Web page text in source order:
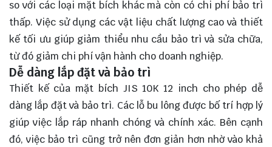
so với các loại mặt bích khác mà còn có chi phí bảo trì
thấp. Việc sử dụng các vật liệu chất lượng cao và thiết
kế tối ưu giúp giảm thiểu nhu cầu bảo trì và sửa chữa,
từ đó giảm chi phí vận hành cho doanh nghiệp.
Dễ dàng lắp đặt và bảo trì
Thiết kế của mặt bích JIS 10K 12 inch cho phép dễ
dàng lắp đặt và bảo trì. Các lỗ bu lông được bố trí hợp lý
giúp việc lắp ráp nhanh chóng và chính xác. Bên cạnh
đó, việc bảo trì cũng trở nên đơn giản hơn nhờ vào khả